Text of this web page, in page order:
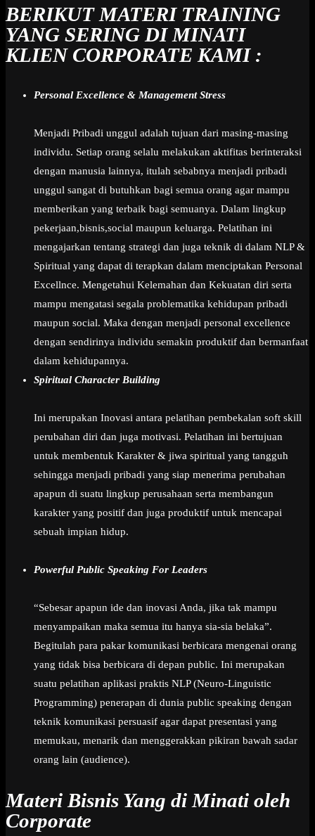
BERIKUT MATERI TRAINING
YANG SERING DI MINATI
KLIEN CORPORATE KAMI :
Personal Excellence & Management Stress
Menjadi Pribadi unggul adalah tujuan dari masing-masing
individu. Setiap orang selalu melakukan aktifitas berinteraksi
dengan manusia lainnya, itulah sebabnya menjadi pribadi
unggul sangat di butuhkan bagi semua orang agar mampu
memberikan yang terbaik bagi semuanya. Dalam lingkup
pekerjaan,bisnis,social maupun keluarga. Pelatihan ini
mengajarkan tentang strategi dan juga teknik di dalam NLP &
Spiritual yang dapat di terapkan dalam menciptakan Personal
Excellnce. Mengetahui Kelemahan dan Kekuatan diri serta
mampu mengatasi segala problematika kehidupan pribadi
maupun social. Maka dengan menjadi personal excellence
dengan sendirinya individu semakin produktif dan bermanfaat
dalam kehidupannya.
Spiritual Character Building
Ini merupakan Inovasi antara pelatihan pembekalan soft skill
perubahan diri dan juga motivasi. Pelatihan ini bertujuan
untuk membentuk Karakter & jiwa spiritual yang tangguh
sehingga menjadi pribadi yang siap menerima perubahan
apapun di suatu lingkup perusahaan serta membangun
karakter yang positif dan juga produktif untuk mencapai
sebuah impian hidup.
Powerful Public Speaking For Leaders
“Sebesar apapun ide dan inovasi Anda, jika tak mampu
menyampaikan maka semua itu hanya sia-sia belaka”.
Begitulah para pakar komunikasi berbicara mengenai orang
yang tidak bisa berbicara di depan public. Ini merupakan
suatu pelatihan aplikasi praktis NLP (Neuro-Linguistic
Programming) penerapan di dunia public speaking dengan
teknik komunikasi persuasif agar dapat presentasi yang
memukau, menarik dan menggerakkan pikiran bawah sadar
orang lain (audience).
Materi Bisnis Yang di Minati oleh
Corporate